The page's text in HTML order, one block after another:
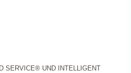
SERVICE® UND INTELLIGENT